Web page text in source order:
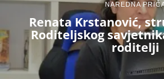
NAREDNA
Renata Krstanović,
Roditeljskog
roditelji